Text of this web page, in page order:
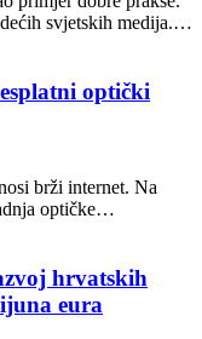
svjetskih medija.…
optički
brži internet. Na
optičke…
hrvatskih
eura